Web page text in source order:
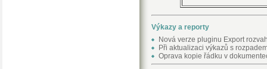
Výkazy a reporty
Nová verze pluginu Export
Při aktualizaci výkazů s
Oprava kopie řádku v